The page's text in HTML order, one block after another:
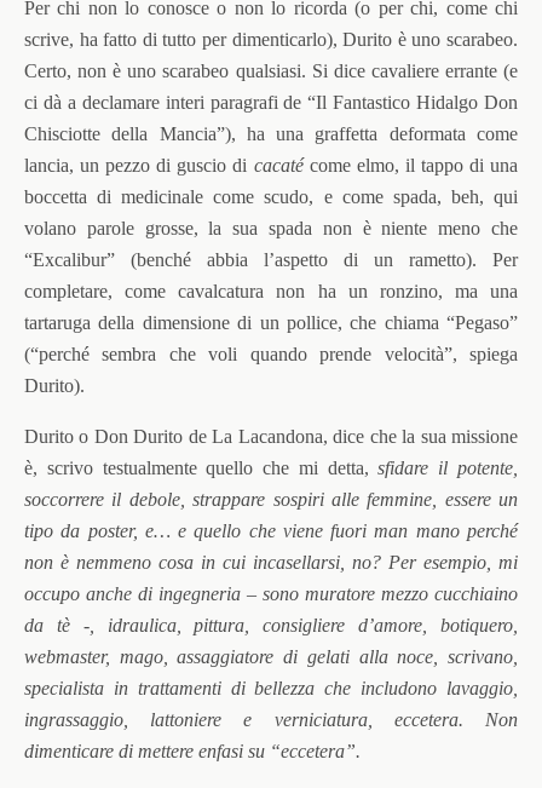
Per chi non lo conosce o non lo ricorda (o per chi, come chi
scrive, ha fatto di tutto per dimenticarlo), Durito è uno scarabeo.
Certo, non è uno scarabeo qualsiasi. Si dice cavaliere errante (e
ci dà a declamare interi paragrafi de “Il Fantastico Hidalgo Don
Chisciotte della Mancia”), ha una graffetta deformata come
lancia, un pezzo di guscio di cacatécome elmo, il tappo di una
boccetta di medicinale come scudo, e come spada, beh, qui
volano parole grosse, la sua spada non è niente meno che
“Excalibur” (benché abbia l’aspetto di un rametto). Per
completare, come cavalcatura non ha un ronzino, ma una
tartaruga della dimensione di un pollice, che chiama “Pegaso”
(“perché sembra che voli quando prende velocità”, spiega
Durito).
Durito o Don Durito de La Lacandona, dice che la sua missione
è, scrivo testualmente quello che mi detta,sfidare il potente,
soccorrere il debole, strappare sospiri alle femmine, essere un
tipo da poster, e… e quello che viene fuori man mano perché
non è nemmeno cosa in cui incasellarsi, no? Per esempio, mi
occupo anche di ingegneria – sono muratore mezzo cucchiaino
da tè -, idraulica, pittura, consigliere d’amore, botiquero,
webmaster, mago, assaggiatore di gelati alla noce, scrivano,
specialista in trattamenti di bellezza che includono lavaggio,
ingrassaggio, lattoniere e verniciatura, eccetera. Non
dimenticare di mettere enfasi su “eccetera”.